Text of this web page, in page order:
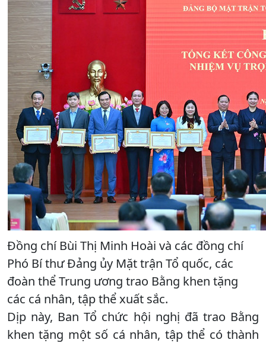
Đồng chí Bùi Thị Minh Hoài và các đồng chí
Phó Bí thư Đảng ủy Mặt trận Tổ quốc, các
đoàn thể Trung ương trao Bằng khen tặng
các cá nhân, tập thể xuất sắc.
Dịp này, Ban Tổ chức hội nghị đã trao Bằng
khen tặng một số cá nhân, tập thể có thành